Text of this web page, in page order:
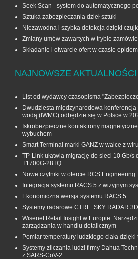
Seek Scan - system do automatycznego
Sztuka zabezpieczania dzieł sztuki
Niezawodna i szybka detekcja dzięki
Zmiany umów zawartych w trybie
Składanie i otwarcie ofert w czasie
NAJNOWSZE AKTUALNOŚCI
List od wydawcy czasopisma
Dwudziesta międzynarodowa konferencja
wodą (IWMC) odbędzie się w Polsce w
Iskrobezpieczne kontaktrony
wybuchem
Smart Terminal marki GANZ w walce z
TP-Link ułatwia migrację do sieci 10 Gb/s
T1700G‑28TQ
Nowe czytniki w ofercie RCS Engineering
Integracja systemu RACS 5 z wizyjnym
Ekonomiczna wersja systemu RACS 5
Systemy radarowe CTRL+SKY RADAR 3D
Wisenet Retail Insight w Europie.
zarządzania w handlu detalicznym
Pomiar temperatury ludzkiego ciała dzięki
Systemy zliczania ludzi firmy Dahua
z SARS-CoV-2